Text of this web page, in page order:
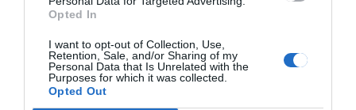
Opted In
I want to opt-out of Collection, Use,
Retention, Sale, and/or Sharing of my
Personal Data that Is Unrelated with the
Purposes for which it was collected.
Opted Out